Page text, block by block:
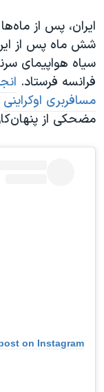
ایران، پس از
شش ماه پس از
سیاه هواپیمای
فرانسه فرستاد.
مسافربری اوکراینی
مضحکی از
on Instagram